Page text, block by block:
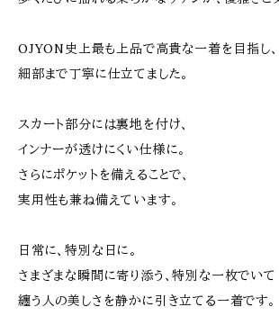
OJYON史上最も上品で高貴な一着を目指
細部まで丁寧に仕立てました。
スカート部分には裏地を付け、
インナーが透けにくい仕様に。
さらにポケットを備えることで、
実用性も兼ね備えています。
日常に、特別な日に。
さまざまな瞬間に寄り添う、特別な一枚でいて
纏う人の美しさを静かに引き立てる一着です。